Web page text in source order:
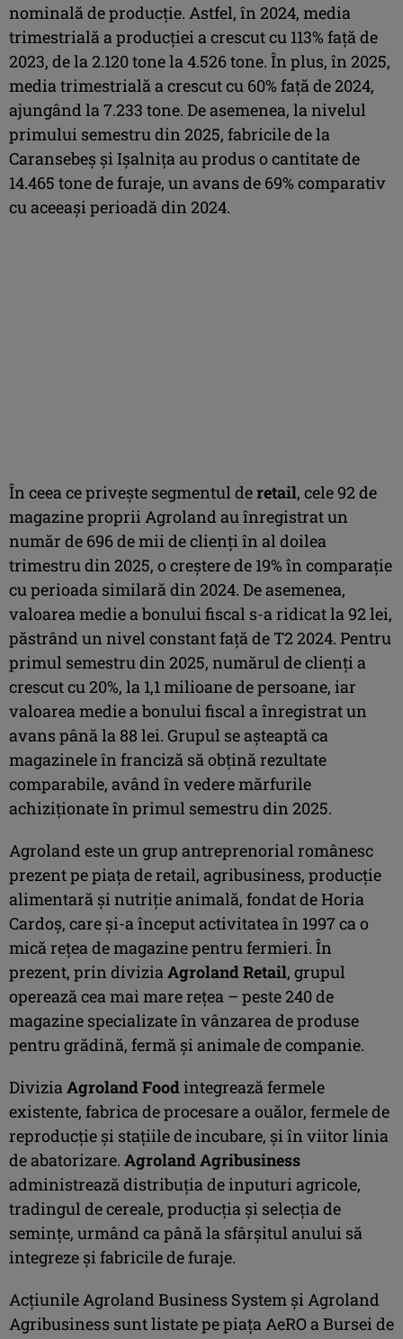
nominală de producție. Astfel, în 2024, media
trimestrială a producției a crescut cu 113% față de
2023, de la 2.120 tone la 4.526 tone. În plus, în 2025,
media trimestrială a crescut cu 60% față de 2024,
ajungând la 7.233 tone. De asemenea, la nivelul
primului semestru din 2025, fabricile de la
Caransebeș și Ișalnița au produs o cantitate de
14.465 tone de furaje, un avans de 69% comparativ
cu aceeași perioadă din 2024.
În ceea ce privește segmentul deretail, cele 92 de
magazine proprii Agroland au înregistrat un
număr de 696 de mii de clienți în al doilea
trimestru din 2025, o creștere de 19% în comparație
cu perioada similară din 2024. De asemenea,
valoarea medie a bonului fiscal s-a ridicat la 92 lei,
păstrând un nivel constant față de T2 2024. Pentru
primul semestru din 2025, numărul de clienți a
crescut cu 20%, la 1,1 milioane de persoane, iar
valoarea medie a bonului fiscal a înregistrat un
avans până la 88 lei. Grupul se așteaptă ca
magazinele în franciză să obțină rezultate
comparabile, având în vedere mărfurile
achiziționate în primul semestru din 2025.
Agroland este un grup antreprenorial românesc
prezent pe piața de retail, agribusiness, producție
alimentară și nutriție animală, fondat de Horia
Cardoș, care și-a început activitatea în 1997 ca o
mică rețea de magazine pentru fermieri. În
prezent, prin diviziaAgroland Retail, grupul
operează cea mai mare rețea – peste 240 de
magazine specializate în vânzarea de produse
pentru grădină, fermă și animale de companie.
DiviziaAgroland Foodintegrează fermele
existente, fabrica de procesare a ouălor, fermele de
reproducție și stațiile de incubare, și în viitor linia
de abatorizare. Agroland Agribusiness
administrează distribuția de inputuri agricole,
tradingul de cereale, producția și selecția de
semințe, urmând ca până la sfârșitul anului să
integreze și fabricile de furaje.
Acțiunile Agroland Business System și Agroland
Agribusiness sunt listate pe piața AeRO a Bursei de